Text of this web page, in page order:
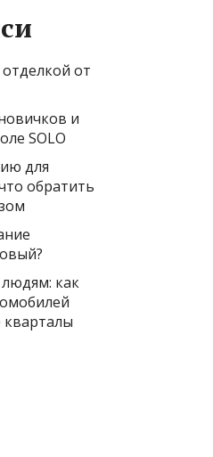
от
и
SOLO
для
обратить
как